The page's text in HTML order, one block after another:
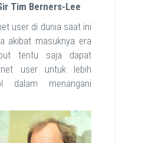
Tim Berners-Lee
user di dunia saat ini
akibat masuknya era
tentu saja dapat
user untuk lebih
dalam menangani